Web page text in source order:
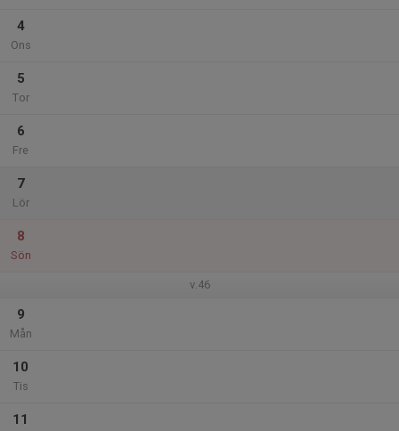
4
Ons
5
Tor
6
Fre
7
Lör
8
Sön
v.46
9
Mån
10
Tis
11